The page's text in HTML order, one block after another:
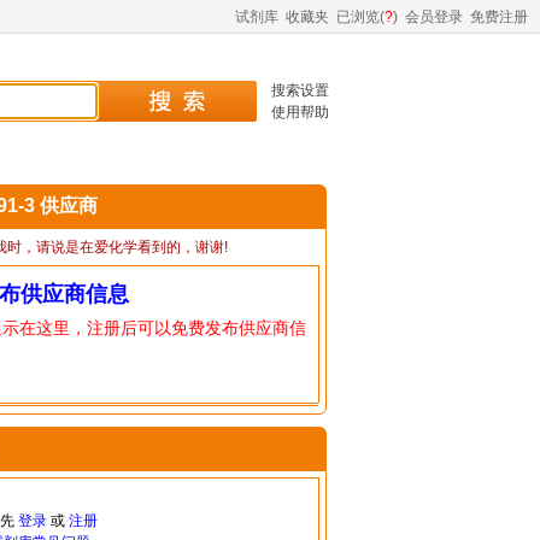
试剂库 收藏夹 已浏览(?) 会员登录 免费注册
搜索设置
使用帮助
3 供应商
时，请说是在爱化学看到的，谢谢!
供应商信息
在这里，注册后可以免费发布供应商信
登录或 注册